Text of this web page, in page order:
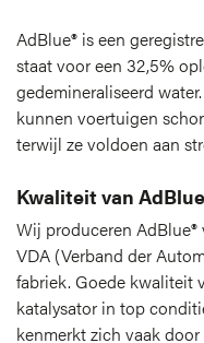
AdBlue® is een
staat voor een 32,5%
gedemineraliseerd
kunnen voertuigen
terwijl ze voldoen aan
Kwaliteit van
Wij produceren
VDA (Verband der
fabriek. Goede kwaliteit
katalysator in top
kenmerkt zich vaak